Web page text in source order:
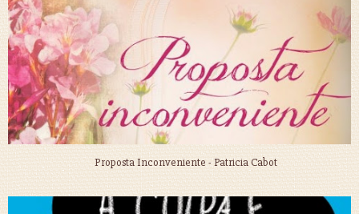
Proposta Inconveniente - Patricia Cabot